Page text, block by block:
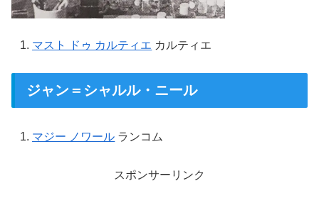
マスト ドゥ カルティエ カルティエ
ジャン＝シャルル・ニール
マジー ノワール ランコム
スポンサーリンク